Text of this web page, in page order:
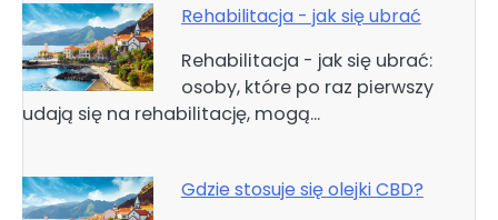
Rehabilitacja - jak się ubrać
Rehabilitacja - jak się ubrać:
osoby, które po raz pierwszy
udają się na rehabilitację, mogą…
Gdzie stosuje się olejki CBD?